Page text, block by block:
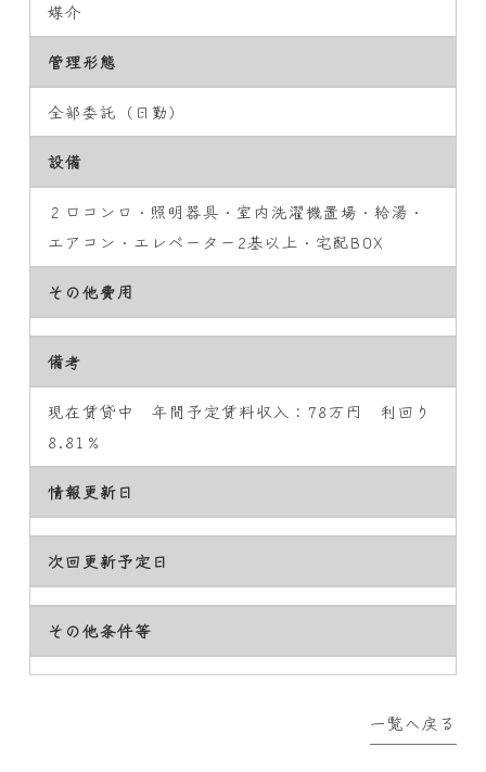
媒介
管理形態
全部委託（日勤）
設備
２口コンロ・照明器具・室内洗濯機置場・給湯・
エアコン・エレベーター2基以上・宅配BOX
その他費用
備考
現在賃貸中 年間予定賃料収入：78万円 利回り
8.81％
情報更新日
次回更新予定日
その他条件等
一覧へ戻る